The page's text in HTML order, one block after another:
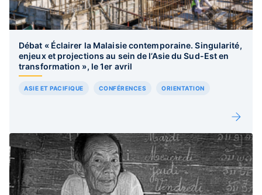
Débat « Éclairer la Malaisie contemporaine. Singularité,
enjeux et projections au sein de l’Asie du Sud-Est en
transformation », le 1er avril
ASIE ET PACIFIQUE CONFÉRENCES ORIENTATION